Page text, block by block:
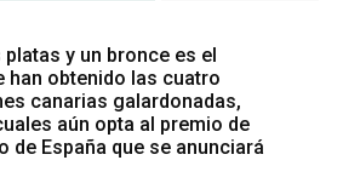
platas y un bronce es el
han obtenido las cuatro
canarias galardonadas,
aún opta al premio de
de España que se anunciará